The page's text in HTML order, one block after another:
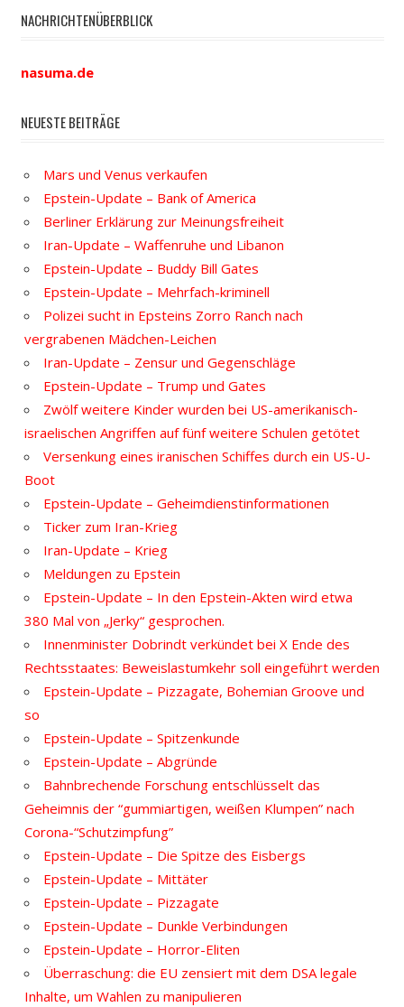
NACHRICHTENÜBERBLICK
nasuma.de
NEUESTE BEITRÄGE
Mars und Venus verkaufen
Epstein-Update – Bank of America
Berliner Erklärung zur Meinungsfreiheit
Iran-Update – Waffenruhe und Libanon
Epstein-Update – Buddy Bill Gates
Epstein-Update – Mehrfach-kriminell
Polizei sucht in Epsteins Zorro Ranch nach
vergrabenen Mädchen-Leichen
Iran-Update – Zensur und Gegenschläge
Epstein-Update – Trump und Gates
Zwölf weitere Kinder wurden bei US-amerikanisch-
israelischen Angriffen auf fünf weitere Schulen getötet
Versenkung eines iranischen Schiffes durch ein US-U-
Boot
Epstein-Update – Geheimdienstinformationen
Ticker zum Iran-Krieg
Iran-Update – Krieg
Meldungen zu Epstein
Epstein-Update – In den Epstein-Akten wird etwa
380 Mal von „Jerky“ gesprochen.
Innenminister Dobrindt verkündet bei X Ende des
Rechtsstaates: Beweislastumkehr soll eingeführt werden
Epstein-Update – Pizzagate, Bohemian Groove und
so
Epstein-Update – Spitzenkunde
Epstein-Update – Abgründe
Bahnbrechende Forschung entschlüsselt das
Geheimnis der “gummiartigen, weißen Klumpen” nach
Corona-“Schutzimpfung”
Epstein-Update – Die Spitze des Eisbergs
Epstein-Update – Mittäter
Epstein-Update – Pizzagate
Epstein-Update – Dunkle Verbindungen
Epstein-Update – Horror-Eliten
Überraschung: die EU zensiert mit dem DSA legale
Inhalte, um Wahlen zu manipulieren